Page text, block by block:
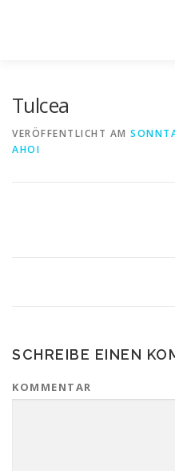
Tulcea
VERÖFFENTLICHT AM
AHOI
SCHREIBE EINEN
KOMMENTAR